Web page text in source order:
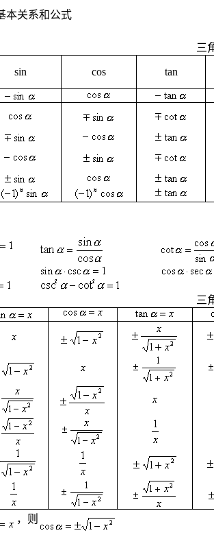
本关系和公式
三
sin cos tan
三
，则